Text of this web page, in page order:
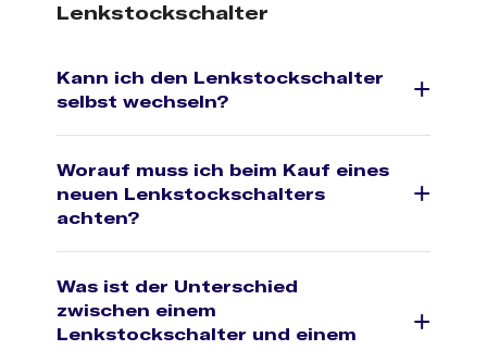
Lenkstockschalter
Kann ich den Lenkstockschalter
selbst wechseln?
Worauf muss ich beim Kauf eines
neuen Lenkstockschalters
achten?
Was ist der Unterschied
zwischen einem
Lenkstockschalter und einem